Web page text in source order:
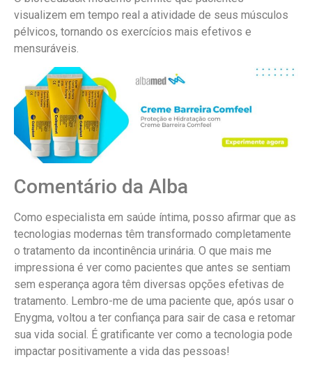
visualizem em tempo real a atividade de seus músculos
pélvicos, tornando os exercícios mais efetivos e
mensuráveis.
Comentário da Alba
Como especialista em saúde íntima, posso afirmar que as
tecnologias modernas têm transformado completamente
o tratamento da incontinência urinária. O que mais me
impressiona é ver como pacientes que antes se sentiam
sem esperança agora têm diversas opções efetivas de
tratamento. Lembro-me de uma paciente que, após usar o
Enygma, voltou a ter confiança para sair de casa e retomar
sua vida social. É gratificante ver como a tecnologia pode
impactar positivamente a vida das pessoas!